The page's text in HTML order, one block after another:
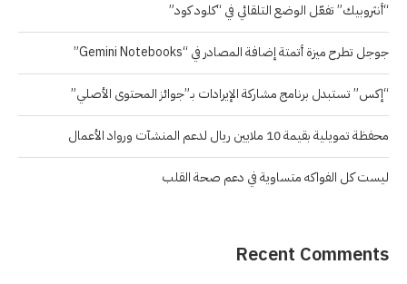
“أنثروبيك” تفعّل الوضع التلقائي في “كلود كود”
جوجل تطرح ميزة أتمتة إضافة المصادر في “Gemini Notebooks”
“إكس” تستبدل برنامج مشاركة الإيرادات بـ”جوائز المحتوى الأصلي”
محفظة تمويلية بقيمة 10 ملايين ريال لدعم المنشآت ورواد الأعمال
ليست كل الفواكه متساوية في دعم صحة القلب
Recent Comments